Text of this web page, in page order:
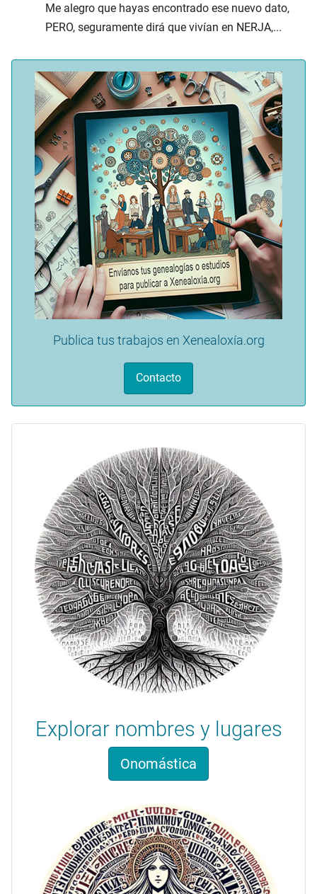
Me alegro que hayas encontrado ese nuevo dato,
PERO, seguramente dirá que vivían en NERJA,...
Publica tus trabajos en Xenealoxía.org
Contacto
Explorar nombres y lugares
Onomástica